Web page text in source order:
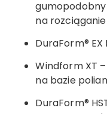
na
DuraForm®
Windform XT
na bazie
DuraForm®